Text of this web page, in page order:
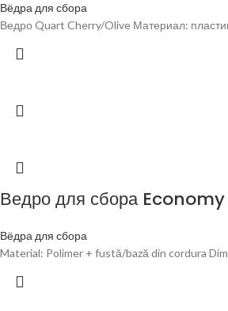
Вёдра для сбора
Ведро Quart Cherry/Olive Материал:
Ведро для сбора
Вёдра для сбора
Material: Polimer + fustă/bază din cordura